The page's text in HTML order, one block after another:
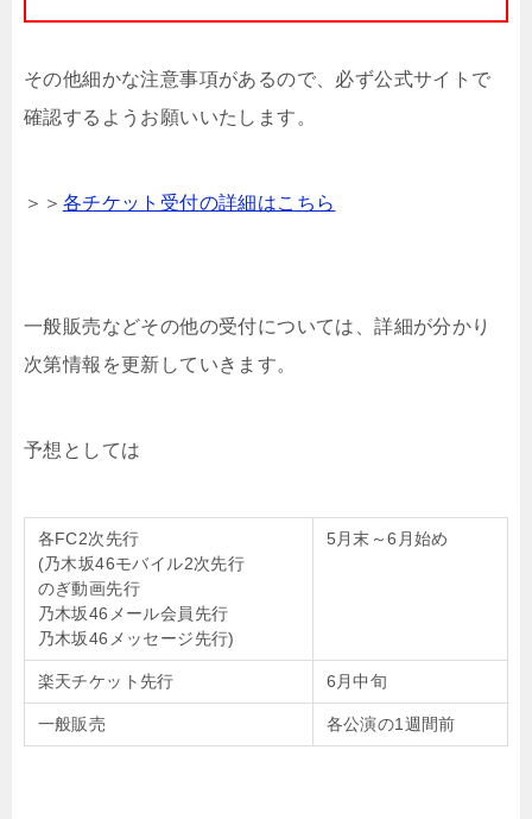
その他細かな注意事項があるので、必ず公式サイトで
確認するようお願いいたします。
＞＞ 各チケット受付の詳細はこちら
一般販売などその他の受付については、詳細が分かり
次第情報を更新していきます。
予想としては
各FC2次先行
(乃木坂46モバイル2次先行
のぎ動画先行
乃木坂46メール会員先行
乃木坂46メッセージ先行)
5月末～6月始め
楽天チケット先行 6月中旬
一般販売 各公演の1週間前